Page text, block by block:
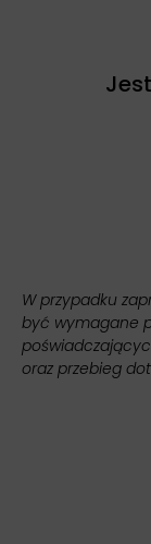
W przypadku
być wymagane
oraz przebieg